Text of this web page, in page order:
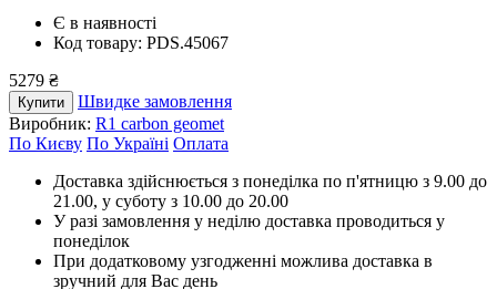
Є в наявності
Код товару: PDS.45067
5279 ₴
Купити
Швидке замовлення
Виробник: R1 carbon geomet
По Києву По Україні Оплата
Доставка здійснюється з понеділка по п'ятницю з 9.00 до
21.00, у суботу з 10.00 до 20.00
У разі замовлення у неділю доставка проводиться у
понеділок
При додатковому узгодженні можлива доставка в
зручний для Вас день